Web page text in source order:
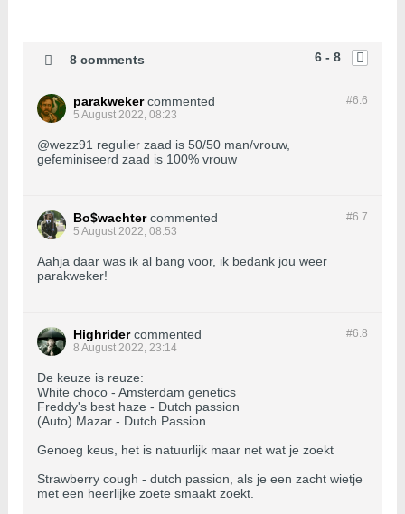
6 - 8
8 comments
#6.6
parakweker commented
5 August 2022, 08:23
@wezz91 regulier zaad is 50/50 man/vrouw,
gefeminiseerd zaad is 100% vrouw
#6.7
Bo$wachter commented
5 August 2022, 08:53
Aahja daar was ik al bang voor, ik bedank jou weer
parakweker!
#6.8
Highrider commented
8 August 2022, 23:14
De keuze is reuze:
White choco - Amsterdam genetics
Freddy's best haze - Dutch passion
(Auto) Mazar - Dutch Passion
Genoeg keus, het is natuurlijk maar net wat je zoekt
Strawberry cough - dutch passion, als je een zacht wietje
met een heerlijke zoete smaakt zoekt.